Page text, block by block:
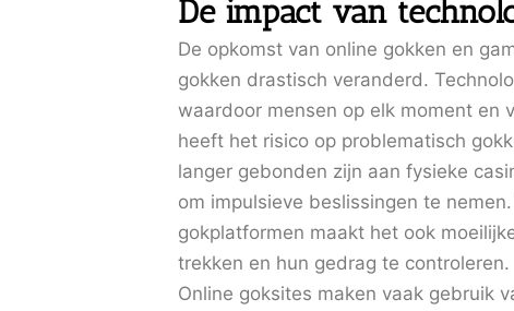
De impact van
De opkomst van online gokken en
gokken drastisch veranderd.
waardoor mensen op elk moment en
heeft het risico op problematisch
langer gebonden zijn aan fysieke
om impulsieve beslissingen te
gokplatformen maakt het ook
trekken en hun gedrag te controleren.
Online goksites maken vaak gebruik